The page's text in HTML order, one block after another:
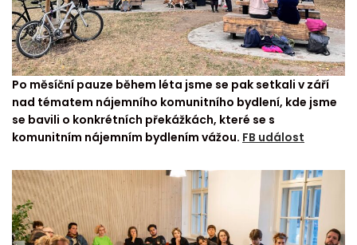
Po měsíční pauze během léta jsme se pak setkali v září
nad tématem nájemního komunitního bydlení, kde jsme
se bavili o konkrétních překážkách, které se s
komunitním nájemním bydlením vážou. FB událost